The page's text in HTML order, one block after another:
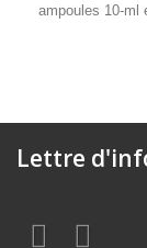
ampoules 10-ml
Lettre